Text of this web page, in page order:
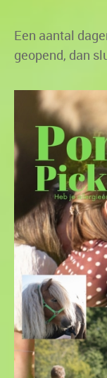
Een aantal
geopend, dan